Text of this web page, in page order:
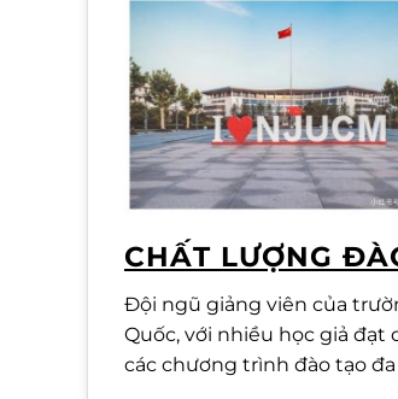
CHẤT LƯỢNG
Đội ngũ giảng viên của
Quốc, với nhiều học giả đạt
các chương trình đào tạo